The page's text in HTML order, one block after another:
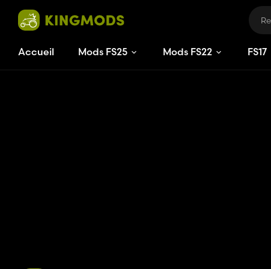
Accueil Mods FS25 Mods FS22 FS17